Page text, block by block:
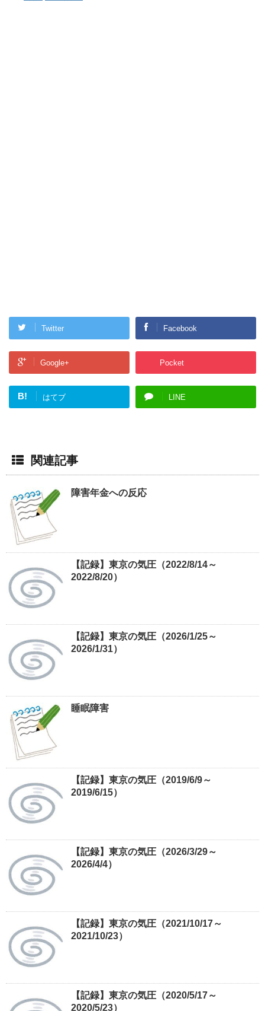
Twitter Facebook
Google+ Pocket
B! はてブ LINE
関連記事
障害年金への反応
【記録】東京の気圧（2022/8/14～
2022/8/20）
【記録】東京の気圧（2026/1/25～
2026/1/31）
睡眠障害
【記録】東京の気圧（2019/6/9～
2019/6/15）
【記録】東京の気圧（2026/3/29～
2026/4/4）
【記録】東京の気圧（2021/10/17～
2021/10/23）
【記録】東京の気圧（2020/5/17～
2020/5/23）